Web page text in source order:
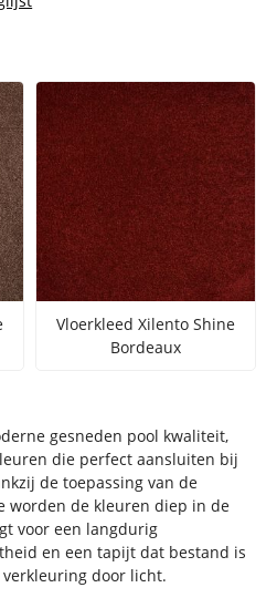
Vloerkleed Xilento Shine
Bordeaux
gesneden pool kwaliteit,
die perfect aansluiten bij
de toepassing van de
worden de kleuren diep in de
voor een langdurig
en een tapijt dat bestand is
door licht.